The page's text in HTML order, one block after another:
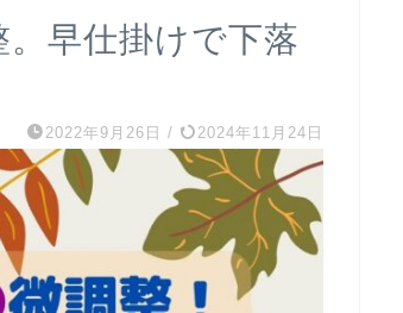
早仕掛けで下落
2022年9月26日 / 2024年11月24日